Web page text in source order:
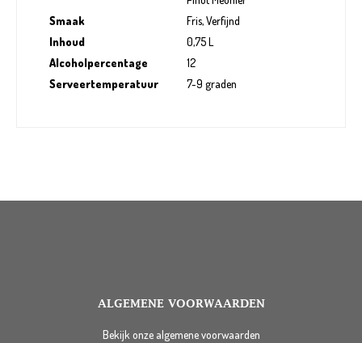
Smaak
Fris, Verfijnd
Inhoud
0,75 L
Alcoholpercentage
12
Serveertemperatuur
7-9 graden
ALGEMENE VOORWAARDEN
Bekijk onze algemene voorwaarden